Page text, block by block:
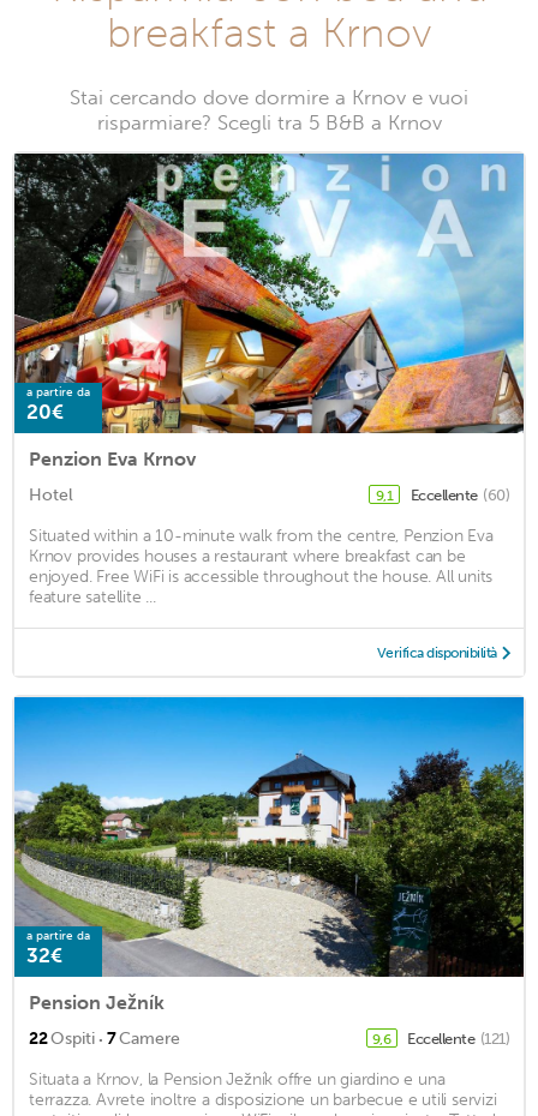
breakfast a Krnov
Stai cercando dove dormire a Krnov e vuoi
risparmiare? Scegli tra 5 B&B a Krnov
a partire da
20€
Penzion Eva Krnov
Hotel 9,1 Eccellente (60)
Situated within a 10-minute walk from the centre, Penzion Eva
Krnov provides houses a restaurant where breakfast can be
enjoyed. Free WiFi is accessible throughout the house. All units
feature satellite ...
Verifica disponibilità
a partire da
32€
Pension Ježník
22Ospiti · 7Camere 9,6 Eccellente (121)
Situata a Krnov, la Pension Ježník offre un giardino e una
terrazza. Avrete inoltre a disposizione un barbecue e utili servizi